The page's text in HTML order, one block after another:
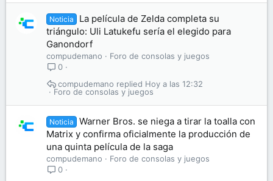
Noticia
La película de Zelda completa su
triángulo: Uli Latukefu sería el elegido para
Ganondorf
compudemano
Foro de consolas y juegos
0
Foro de consolas y juegos
Hoy a las 12:32
compudemano
Noticia
Warner Bros. se niega a tirar la toalla con
Matrix y confirma oficialmente la producción de
una quinta película de la saga
compudemano
Foro de consolas y juegos
0